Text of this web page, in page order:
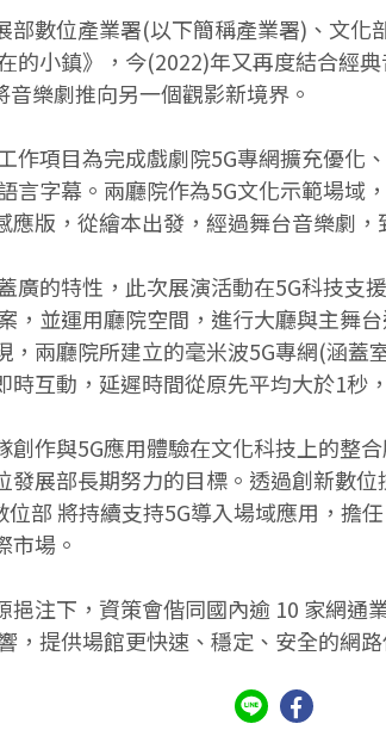
數位產業署(以下簡稱產業署)、文
的小鎮》，今(2022)年又再度結合經
樂劇推向另一個觀影新境界。
作項目為完成戲劇院5G專網擴充優
言字幕。兩廳院作為5G文化示範場
版，從繪本出發，經過舞台音樂劇
廣的特性，此次展演活動在5G科技
，並運用廳院空間，進行大廳與主舞
兩廳院所建立的毫米波5G專網(涵
互動，延遲時間從原先平均大於1秒
作與5G應用體驗在文化科技上的整
展部長期努力的目標。透過創新數
部 將持續支持5G導入場域應用，擔
市場。
注下，資策會偕同國內逾 10 家網
，提供場館更快速、穩定、安全的網